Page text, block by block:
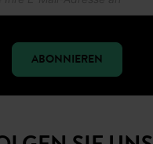
ABONNIEREN